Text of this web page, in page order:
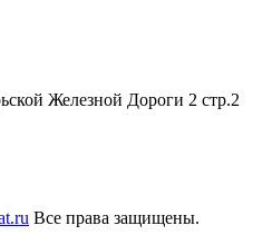
Железной Дороги 2 стр.2
Все права защищены.